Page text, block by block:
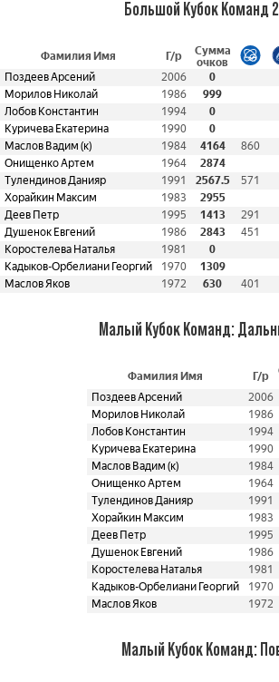
Большой Кубок Команд
Фамилия Имя Г/р
Сумма
очков
Поздеев Арсений
2006
0
Морилов Николай
1986 999
Лобов Константин
1994
0
Куричева Екатерина
1990
0
Маслов Вадим (к)
1984 4164 860
Онищенко Артем
1964 2874
Тулендинов Данияр
1991 2567.5 571
Хорайкин Максим
1983 2955
Деев Петр
1995 1413 291
Душенок Евгений
1986 2843 451
Коростелева Наталья
1981
0
Кадыков-Орбелиани Георгий
1970 1309
Маслов Яков
1972 630 401
Малый Кубок Команд:
Фамилия Имя Г/р
Поздеев Арсений
2006
Морилов Николай
1986
Лобов Константин
1994
Куричева Екатерина
1990
Маслов Вадим (к)
1984
Онищенко Артем
1964
Тулендинов Данияр
1991
Хорайкин Максим
1983
Деев Петр
1995
Душенок Евгений
1986
Коростелева Наталья
1981
Кадыков-Орбелиани Георгий
1970
Маслов Яков
1972
Малый Кубок Команд: